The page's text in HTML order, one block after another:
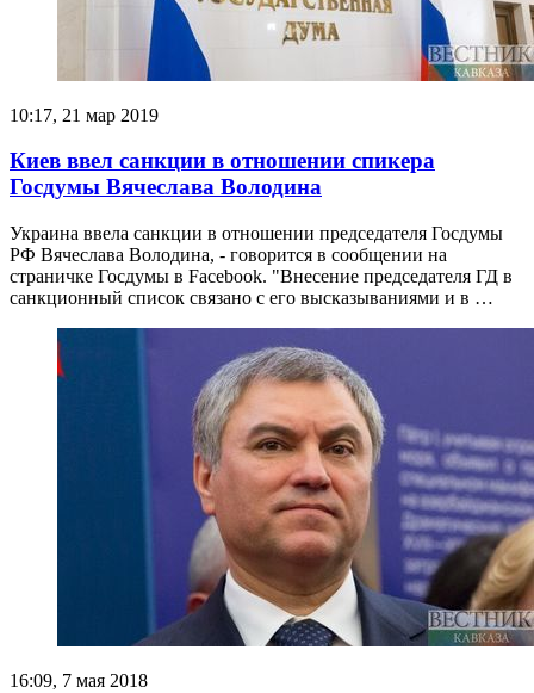
10:17, 21 мар 2019
Киев ввел санкции в отношении спикера
Госдумы Вячеслава Володина
Украина ввела санкции в отношении председателя Госдумы
РФ Вячеслава Володина, - говорится в сообщении на
страничке Госдумы в Facebook. "Внесение председателя ГД в
санкционный список связано с его высказываниями и в …
16:09, 7 мая 2018